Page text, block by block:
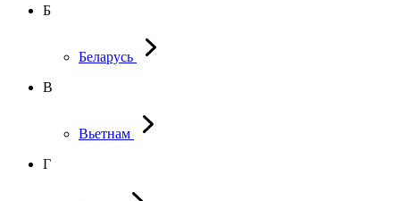
Б
Беларусь
В
Вьетнам
Г